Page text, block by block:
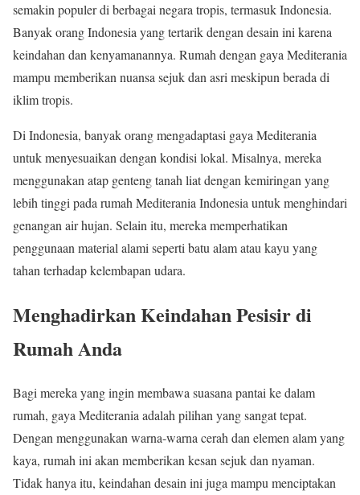
semakin populer di berbagai negara tropis, termasuk Indonesia.
Banyak orang Indonesia yang tertarik dengan desain ini karena
keindahan dan kenyamanannya. Rumah dengan gaya Mediterania
mampu memberikan nuansa sejuk dan asri meskipun berada di
iklim tropis.
Di Indonesia, banyak orang mengadaptasi gaya Mediterania
untuk menyesuaikan dengan kondisi lokal. Misalnya, mereka
menggunakan atap genteng tanah liat dengan kemiringan yang
lebih tinggi pada rumah Mediterania Indonesia untuk menghindari
genangan air hujan. Selain itu, mereka memperhatikan
penggunaan material alami seperti batu alam atau kayu yang
tahan terhadap kelembapan udara.
Menghadirkan Keindahan Pesisir di
Rumah Anda
Bagi mereka yang ingin membawa suasana pantai ke dalam
rumah, gaya Mediterania adalah pilihan yang sangat tepat.
Dengan menggunakan warna-warna cerah dan elemen alam yang
kaya, rumah ini akan memberikan kesan sejuk dan nyaman.
Tidak hanya itu, keindahan desain ini juga mampu menciptakan